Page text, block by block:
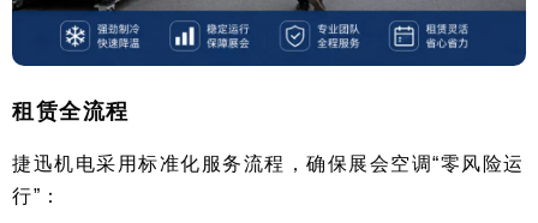
租赁全流程
捷迅机电采用标准化服务流程，确保展会空调“零风险运
行”：